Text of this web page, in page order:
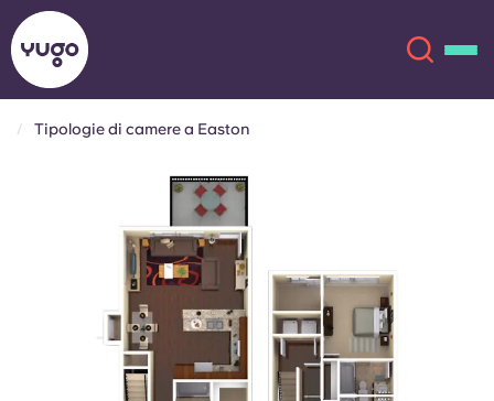
English (GB)
English (US)
Chinese Español
Català Deutsch
Tipologie di camere a Easton